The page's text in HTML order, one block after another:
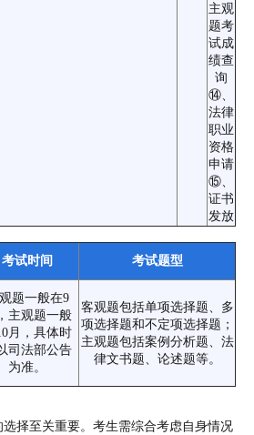
主观
题考
试成
绩查
询
⑭、
法律
职业
资格
申请
⑮、
证书
发放
考试时间
考试题型
题一般在9
主观题一般
月，具体时
司法部公告
为准。
客观题包括单项选择题、多
项选择题和不定项选择题；
主观题包括案例分析题、法
律文书题、论述题等。
择至关重要。考生需综合考虑自身情况